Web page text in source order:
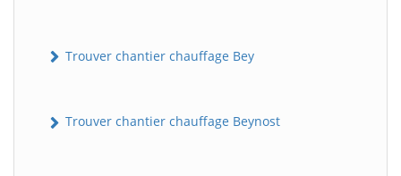
Trouver chantier chauffage Bey
Trouver chantier chauffage Beynost